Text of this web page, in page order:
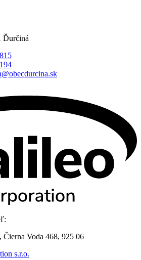
Ďurčiná
Čierna Voda 468, 925 06
s.r.o.